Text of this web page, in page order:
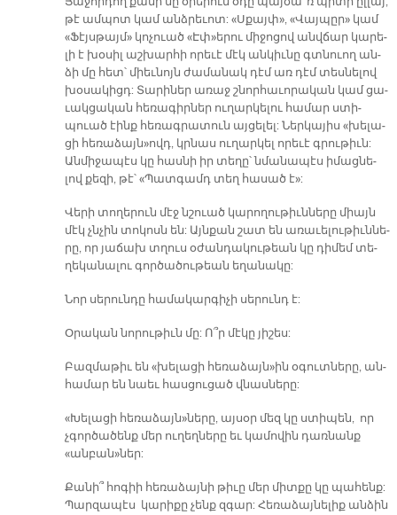
թէ ամ­պոտ կամ անձ­րե­ւոտ: «Սքայփ», «Վայ­պըր» կամ
«Ֆէյս­թայմ» կո­չուած «Էփ»ե­րու մի­ջո­ցով անվ­ճար կա­րե­
լի է խօ­սիլ աշ­խար­հի ո­րե­ւէ մէկ ան­կիւ­նը գտնուող ան­
ձի մը հետ՝ միեւ­նոյն ժա­մա­նակ դէմ առ դէմ տես­նե­լով
խօ­սա­կիցդ: Տա­րի­ներ ա­ռաջ շնոր­հա­ւո­րա­կան կամ ցա­
ւակ­ցա­կան հե­ռա­գիր­ներ ու­ղար­կե­լու հա­մար ստի­
պուած էինք հե­ռագ­րա­տուն այ­ցե­լել: Ներ­կա­յիս «խե­լա­
ցի հե­ռա­ձայն»ովդ, կրնաս ու­ղար­կել ո­րե­ւէ գրու­թիւն:
Ան­մի­ջա­պէս կը հաս­նի իր տե­ղը՝ նմա­նա­պէս ի­մաց­նե­
լով քե­զի, թէ՝ «Պատ­գամդ տեղ հա­սած է»:
Վե­րի տո­ղե­րուն մէջ նշուած կա­րո­ղու­թիւն­նե­րը միայն
մէկ չնչին տո­կոսն են: Այն­քան շատ են ա­ռա­ւե­լու­թիւն­նե­
րը, որ յա­ճախ տղուս օ­ժան­դա­կու­թեան կը դի­մեմ տե­
ղե­կա­նա­լու գոր­ծա­ծու­թեան ե­ղա­նա­կը:
Նոր սե­րուն­դը հա­մա­կար­գի­չի սե­րունդ է:
Օ­րա­կան նո­րու­թիւն մը: Ո՞ր մէ­կը յի­շես:
Բազ­մա­թիւ են «խե­լա­ցի հե­ռա­ձայն»ին օ­գուտ­նե­րը, ան­
հա­մար են նաեւ հաս­ցու­ցած վնաս­նե­րը:
«Խե­լա­ցի հե­ռա­ձայն»նե­րը, այ­սօր մեզ կը ստի­պեն, որ
չգոր­ծա­ծենք մեր ու­ղեղ­նե­րը եւ կա­մո­վին դառ­նանք
«ան­բան»ներ:
Քա­նի՞ հո­գիի հե­ռա­ձայ­նի թի­ւը մեր միտ­քը կը պա­հենք:
Պար­զա­պէս կա­րի­քը չենք զգար: Հե­ռա­ձայ­նե­լիք ան­ձին